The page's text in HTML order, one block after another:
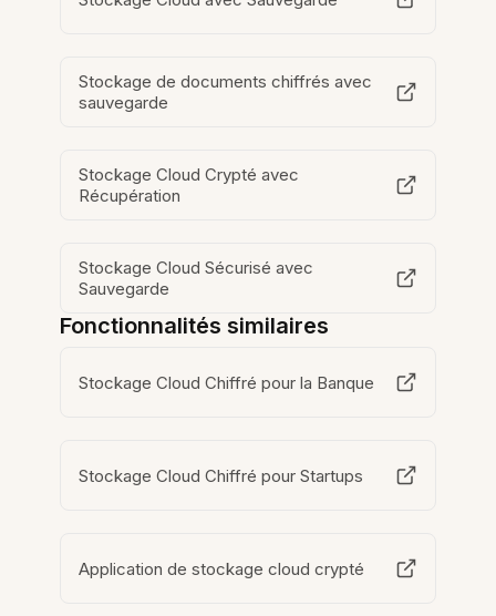
Stockage de documents chiffrés avec
sauvegarde
Stockage Cloud Crypté avec
Récupération
Stockage Cloud Sécurisé avec
Sauvegarde
Fonctionnalités similaires
Stockage Cloud Chiffré pour la Banque
Stockage Cloud Chiffré pour Startups
Application de stockage cloud crypté